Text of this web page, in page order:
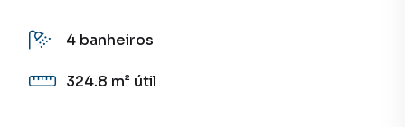
4 banheiros
324.8 m² útil